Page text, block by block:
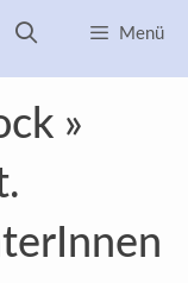
Menü
»